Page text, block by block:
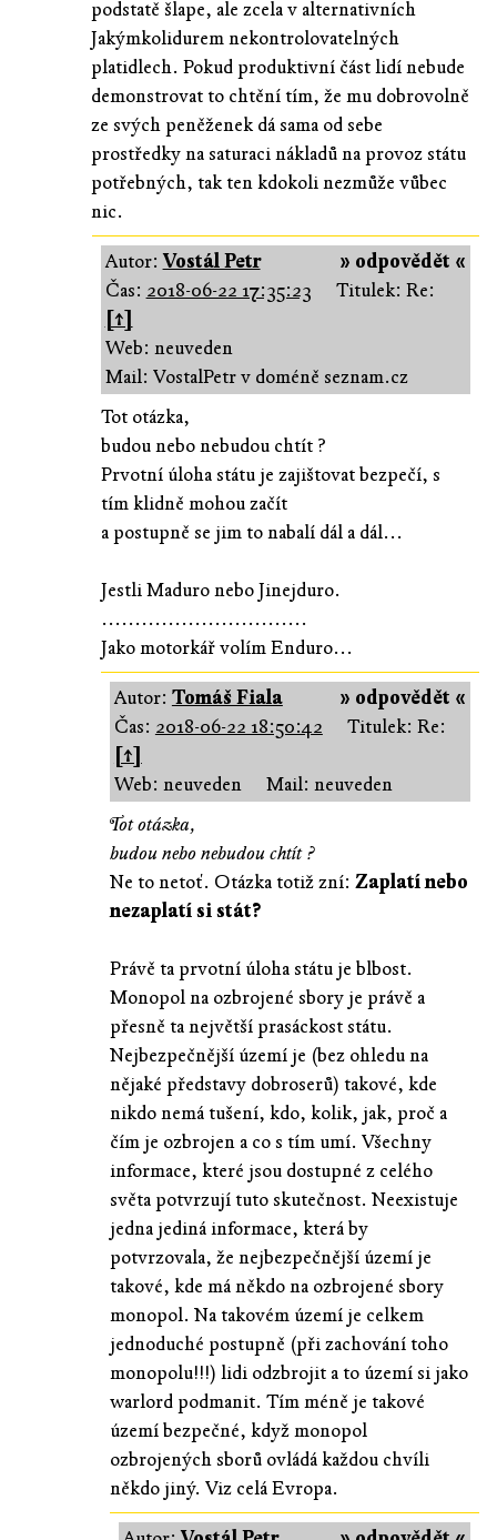
podstatě šlape, ale zcela v alternativních
Jakýmkolidurem nekontrolovatelných
platidlech. Pokud produktivní část lidí nebude
demonstrovat to chtění tím, že mu dobrovolně
ze svých peněženek dá sama od sebe
prostředky na saturaci nákladů na provoz státu
potřebných, tak ten kdokoli nezmůže vůbec
nic.
» odpovědět «
Autor:Vostál Petr
Čas: 2018-06-22 17:35:23
Titulek: Re:
[↑]
Web: neuveden
Mail: VostalPetr v doméně seznam.cz
Tot otázka,
budou nebo nebudou chtít ?
Prvotní úloha státu je zajištovat bezpečí, s
tím klidně mohou začít
a postupně se jim to nabalí dál a dál...
Jestli Maduro nebo Jinejduro.
...............................
Jako motorkář volím Enduro...
» odpovědět «
Autor: Tomáš Fiala
Čas: 2018-06-22 18:50:42
Titulek: Re:
[↑]
Web: neuveden
Mail: neuveden
Tot otázka,
budou nebo nebudou chtít ?
Ne to netoť. Otázka totiž zní: Zaplatí nebo
nezaplatí si stát?
Právě ta prvotní úloha státu je blbost.
Monopol na ozbrojené sbory je právě a
přesně ta největší prasáckost státu.
Nejbezpečnější území je (bez ohledu na
nějaké představy dobroserů) takové, kde
nikdo nemá tušení, kdo, kolik, jak, proč a
čím je ozbrojen a co s tím umí. Všechny
informace, které jsou dostupné z celého
světa potvrzují tuto skutečnost. Neexistuje
jedna jediná informace, která by
potvrzovala, že nejbezpečnější území je
takové, kde má někdo na ozbrojené sbory
monopol. Na takovém území je celkem
jednoduché postupně (při zachování toho
monopolu!!!) lidi odzbrojit a to území si jako
warlord podmanit. Tím méně je takové
území bezpečné, když monopol
ozbrojených sborů ovládá každou chvíli
někdo jiný. Viz celá Evropa.